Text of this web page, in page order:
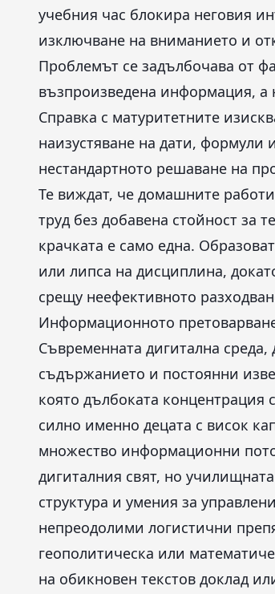
учебния час блокира неговия
изключване на вниманието и
Проблемът се задълбочава от
възпроизведена информация, а
Справка с матуритетните
наизустяване на дати, формули
нестандартното решаване на
Те виждат, че домашните
труд без добавена стойност за
крачката е само една.
или липса на дисциплина,
срещу неефективното
Информационното
Съвременната дигитална
съдържанието и постоянни
която дълбоката концентрация
силно именно децата с висок
множество информационни
дигиталния свят, но
структура и умения за
непреодолими логистични
геополитическа или
на обикновен текстов доклад